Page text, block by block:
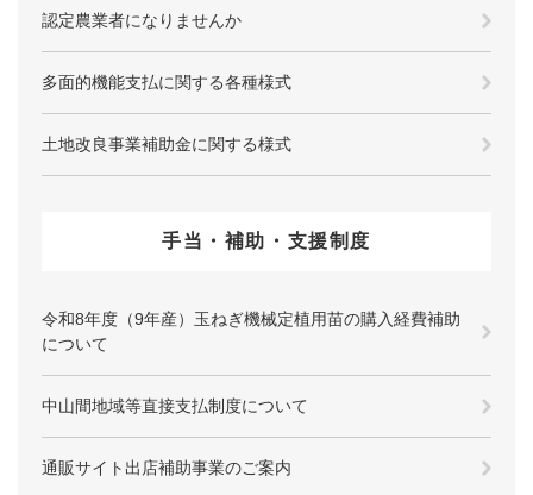
認定農業者になりませんか
多面的機能支払に関する各種様式
土地改良事業補助金に関する様式
手当・補助・支援制度
令和8年度（9年産）玉ねぎ機械定植用苗の購入経費補助
について
中山間地域等直接支払制度について
通販サイト出店補助事業のご案内